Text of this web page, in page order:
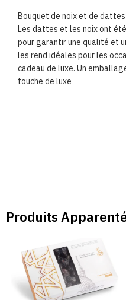
Bouquet de noix et de
Les dattes et les noix ont
pour garantir une qualité et
les rend idéales pour les
cadeau de luxe. Un
touche de luxe
Produits